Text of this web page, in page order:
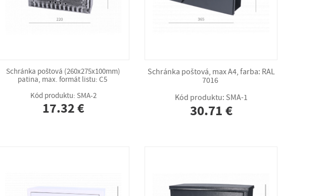
Schránka poštová (260x275x100mm)
patina, max. formát listu: C5
Kód produktu: SMA-2
17.32 €
Schránka poštová, max A4, farba: RAL
7016
Kód produktu: SMA-1
30.71 €